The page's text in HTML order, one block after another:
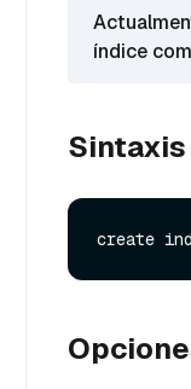
índice
Sintaxis